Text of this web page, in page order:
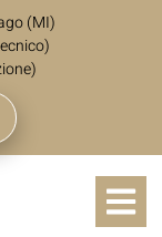
(MI)